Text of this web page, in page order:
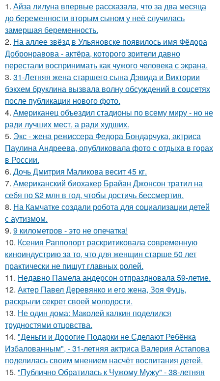
1. Айза лилуна впервые рассказала, что за два месяца
до беременности вторым сыном у неё случилась
замершая беременность.
2. На аллее звёзд в Ульяновске появилось имя Фёдора
Добронравова - актёра, которого зрители давно
перестали воспринимать как чужого человека с экрана.
3. 31-Летняя жена старшего сына Дэвида и Виктории
бэкхем бруклина вызвала волну обсуждений в соцсетях
после публикации нового фото.
4. Американец объездил стадионы по всему миру - но не
ради лучших мест, а ради худших.
5. Экс - жена режиссера Федора Бондарчука, актриса
Паулина Андреева, опубликовала фото с отдыха в горах
в России.
6. Дочь Дмитрия Маликова весит 45 кг.
7. Американский биохакер Брайан Джонсон тратил на
себя по $2 млн в год, чтобы достичь бессмертия.
8. На Камчатке создали робота для социализации детей
с аутизмом.
9. 9 километров - это не опечатка!
10. Ксения Раппопорт раскритиковала современную
киноиндустрию за то, что для женщин старше 50 лет
практически не пишут главных ролей.
11. Недавно Памела андерсон отпраздновала 59-летие.
12. Актер Павел Деревянко и его жена, Зоя Фуць,
раскрыли секрет своей молодости.
13. Не один дома: Маколей калкин поделился
трудностями отцовства.
14. "Деньги и Дорогие Подарки не Сделают Ребёнка
Избалованным", - 31-летняя актриса Валерия Астапова
поделилась своим мнением насчёт воспитания детей.
15. "Публично Обратилась к Чужому Мужу" - 38-летняя